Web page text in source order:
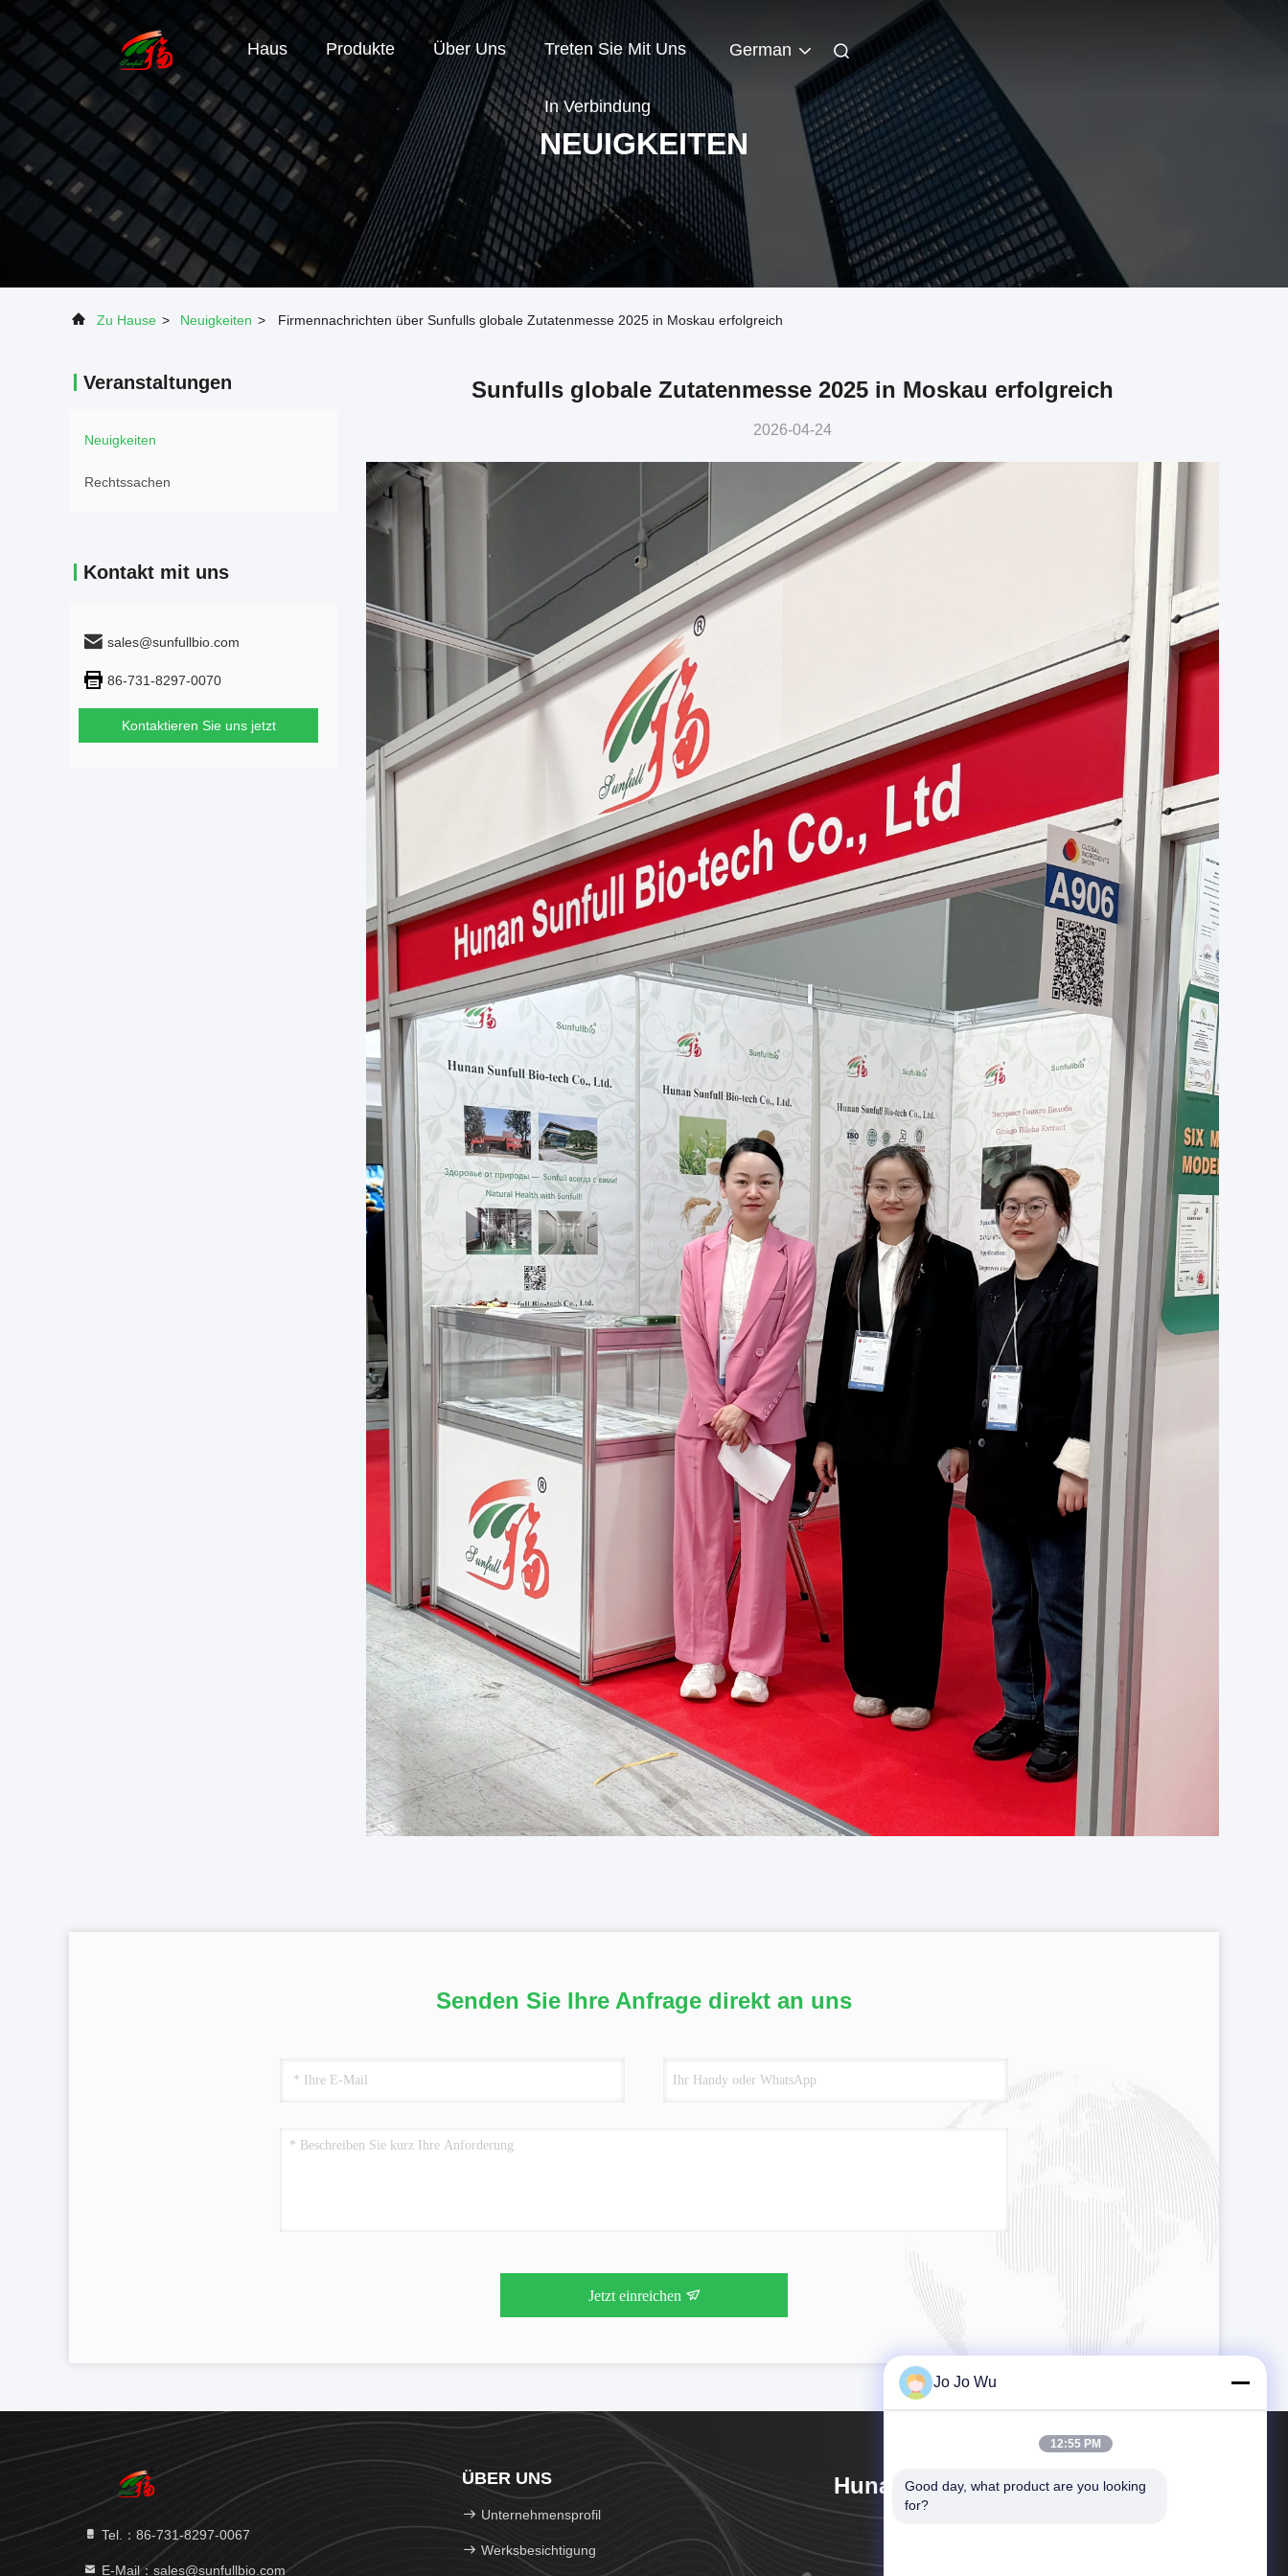
Haus Produkte Über Uns Treten Sie Mit Uns
In Verbindung
German
NEUIGKEITEN
Zu Hause > Neuigkeiten > Firmennachrichten über Sunfulls globale Zutatenmesse 2025 in Moskau erfolgreich
Veranstaltungen
Neuigkeiten
Rechtssachen
Kontakt mit uns
sales@sunfullbio.com
86-731-8297-0070
Kontaktieren Sie uns jetzt
Sunfulls globale Zutatenmesse 2025 in Moskau erfolgreich
2026-04-24
Senden Sie Ihre Anfrage direkt an uns
Jetzt einreichen
Tel.：86-731-8297-0067
E-Mail：sales@sunfullbio.com
ÜBER UNS
Unternehmensprofil
Werksbesichtigung
Hunan Sunfull Bio-Tech Co., Ltd
Jo Jo Wu
12:55 PM
Good day, what product are you looking
for?